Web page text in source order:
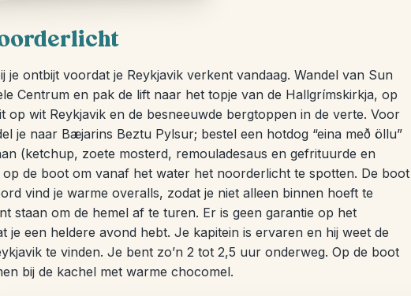
je ontbijt voordat je Reykjavik verkent vandaag. Wandel van Sun
Centrum en pak de lift naar het topje van de Hallgrímskirkja, op
op wit Reykjavik en de besneeuwde bergtoppen in de verte. Voor
je naar Bæjarins Beztu Pylsur; bestel een hotdog “eina með öllu”
(ketchup, zoete mosterd, remouladesaus en gefrituurde en
de boot om vanaf het water het noorderlicht te spotten. De boot
vind je warme overalls, zodat je niet alleen binnen hoeft te
staan om de hemel af te turen. Er is geen garantie op het
je een heldere avond hebt. Je kapitein is ervaren en hij weet de
te vinden. Je bent zo’n 2 tot 2,5 uur onderweg. Op de boot
bij de kachel met warme chocomel.